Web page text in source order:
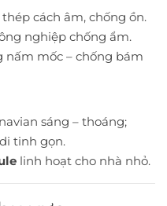
cách âm, chống ồn.
nghiệp chống ẩm.
nấm mốc – chống bám
sáng – thoáng;
tinh gọn.
linh hoạt cho nhà nhỏ.